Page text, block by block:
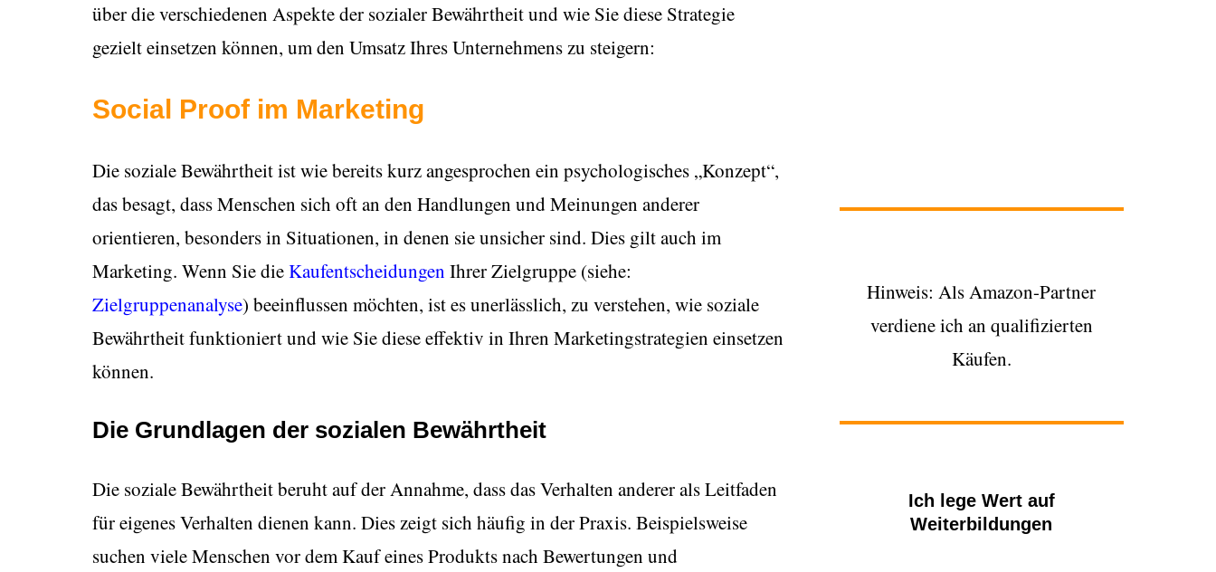
über die verschiedenen Aspekte der sozialer Bewährtheit und wie Sie diese Strategie
gezielt einsetzen können, um den Umsatz Ihres Unternehmens zu steigern:
Social Proof im Marketing
Die soziale Bewährtheit ist wie bereits kurz angesprochen ein psychologisches „Konzept“,
das besagt, dass Menschen sich oft an den Handlungen und Meinungen anderer
orientieren, besonders in Situationen, in denen sie unsicher sind. Dies gilt auch im
Marketing. Wenn Sie dieKaufentscheidungen Ihrer Zielgruppe (siehe:
Zielgruppenanalyse) beeinflussen möchten, ist es unerlässlich, zu verstehen, wie soziale
Bewährtheit funktioniert und wie Sie diese effektiv in Ihren Marketingstrategien einsetzen
können.
Die Grundlagen der sozialen Bewährtheit
Die soziale Bewährtheit beruht auf der Annahme, dass das Verhalten anderer als Leitfaden
für eigenes Verhalten dienen kann. Dies zeigt sich häufig in der Praxis. Beispielsweise
suchen viele Menschen vor dem Kauf eines Produkts nach Bewertungen und
Hinweis: Als Amazon-Partner
verdiene ich an qualifizierten
Käufen.
Ich lege Wert auf
Weiterbildungen